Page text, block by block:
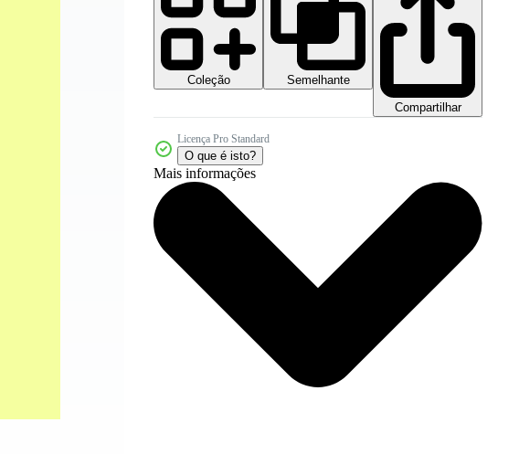
Coleção
Semelhante
Compartilhar
Licença Pro Standard
O que é isto?
Mais informações